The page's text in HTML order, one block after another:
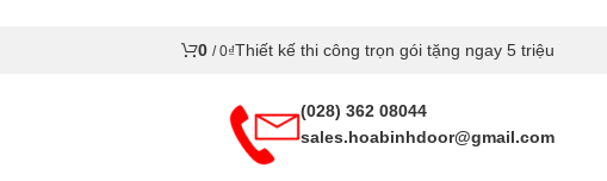
0 / 0₫Thiết kế thi công trọn gói tặng ngay 5 triệu
(028) 362 08044
sales.hoabinhdoor@gmail.com